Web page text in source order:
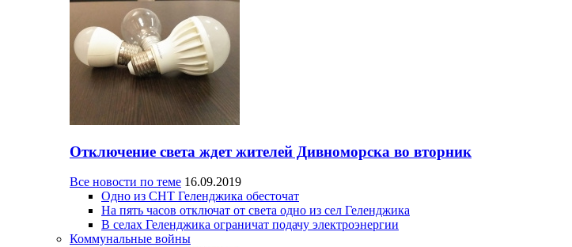
Отключение света ждет жителей Дивноморска во вторник
Все новости по теме 16.09.2019
Одно из СНТ Геленджика обесточат
На пять часов отключат от света одно из сел Геленджика
В селах Геленджика ограничат подачу электроэнергии
Коммунальные войны